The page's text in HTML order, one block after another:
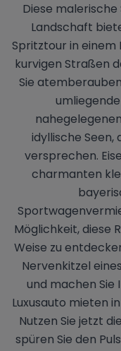
Diese
Landschaft
Spritztour in einem
kurvigen Straßen
Sie
idyllische Seen,
versprechen.
charmanten
Möglichkeit, diese
Weise zu
Nervenkitzel
und machen Sie
Luxusauto mieten
Nutzen Sie jetzt
spüren Sie den